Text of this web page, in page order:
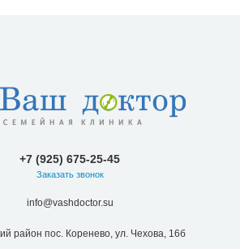
+7 (925) 675-25-45
Заказать звонок
info@vashdoctor.su
район пос. Коренево, ул. Чехова, 16б